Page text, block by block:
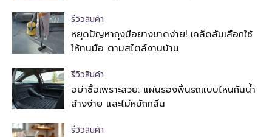
รีวิวสินค้า
หยุดปัญหาถุงมือยางขาดง่าย! เคล็ดลับเลือกใช้
ให้ทนมือ ตามสไตล์งานบ้าน
รีวิวสินค้า
อย่าซื้อเพราะสวย: แผ่นรองพื้นรถแบบไหนกันน้ำ
ล้างง่าย และไม่หมักกลิ่น
รีวิวสินค้า